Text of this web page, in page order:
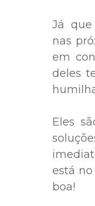
Já que
nas
em
deles
Eles
está
boa!